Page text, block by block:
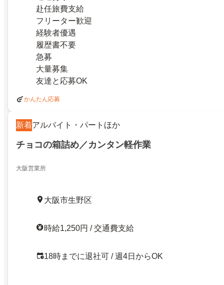
赴任旅費支給
フリーター歓迎
経験者優遇
履歴書不要
急募
大量募集
友達と応募OK
かんたん応募
新着アルバイト・パートほか
チョコの箱詰め／カンタン軽作業
大阪営業所
大阪市生野区
時給1,250円 / 交通費支給
18時までに退社可 / 週4日からOK